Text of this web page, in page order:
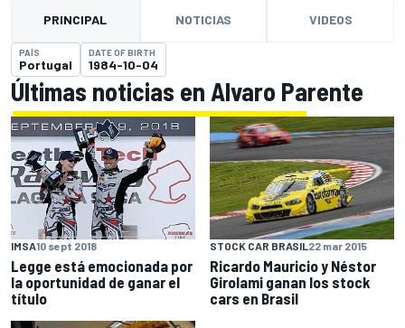
PRINCIPAL NOTICIAS VIDEOS
PAÍS
Portugal
DATE OF BIRTH
1984-10-04
Últimas noticias en Alvaro Parente
IMSA10 sept 2018
Legge está emocionada por
la oportunidad de ganar el
título
STOCK CAR BRASIL22 mar 2015
Ricardo Mauricio y Néstor
Girolami ganan los stock
cars en Brasil